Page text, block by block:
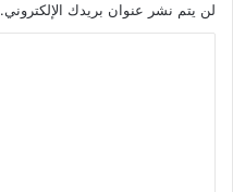
لن يتم نشر عنوان بريدك الإلكتروني.